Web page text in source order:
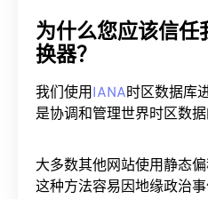
为什么您应该信任
换器？
我们使用IANA时区数据库
是协调和管理世界时区数
大多数其他网站使用静态
这种方法容易因地缘政治